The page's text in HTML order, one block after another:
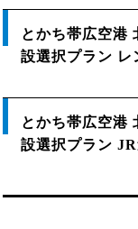
とかち帯広空港
設選択プラン レ
とかち帯広空港
設選択プラン